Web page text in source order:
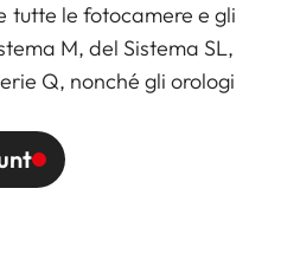
tutte le fotocamere e gli
M, del Sistema SL,
Q, nonché gli orologi